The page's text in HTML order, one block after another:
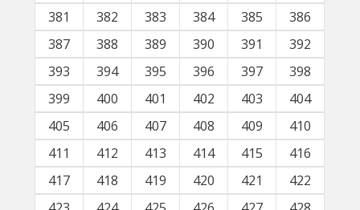
381
382 383 384 385
386
387
388 389 390 391
392
393
394 395 396 397
398
399
400 401 402 403
404
405
406 407 408 409
410
411
412 413 414 415
416
417
418 419 420 421
422